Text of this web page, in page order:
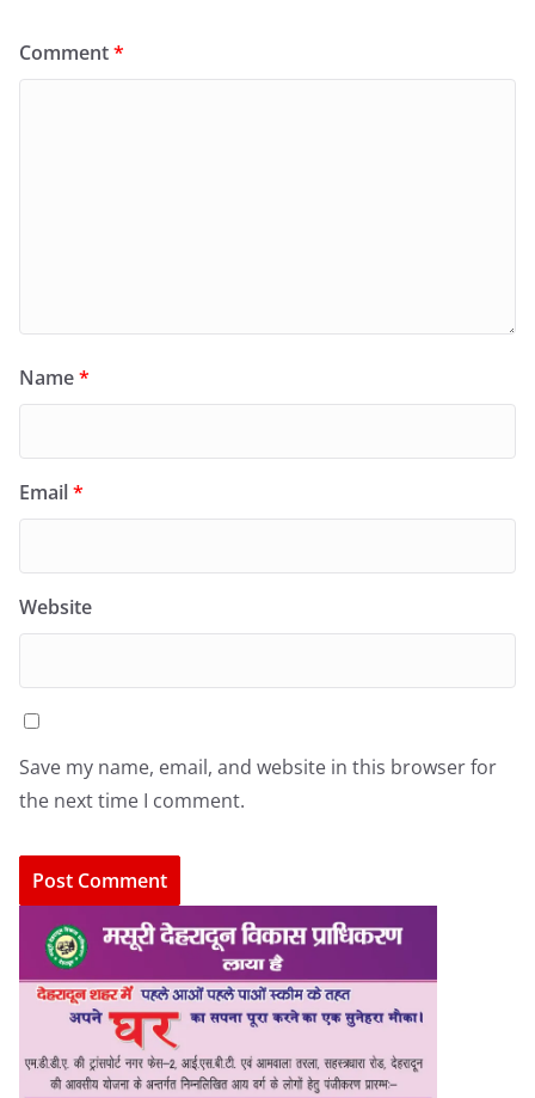
Comment*
Name*
Email*
Website
Save my name, email, and website in this browser for
the next time I comment.